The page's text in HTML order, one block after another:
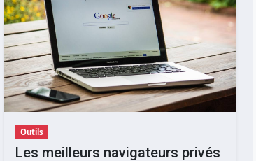
Outils
Les meilleurs navigateurs privés